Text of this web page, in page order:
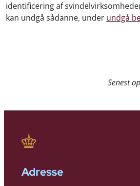
identificering af
kan undgå sådanne, under undgå
Senest
Adresse